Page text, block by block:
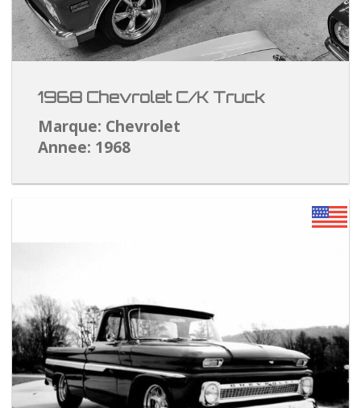
1968 Chevrolet C/K Truck
Marque: Chevrolet
Annee: 1968